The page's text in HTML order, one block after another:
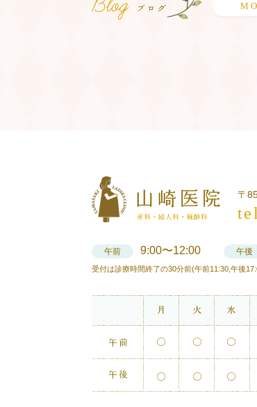
〒
午前 9:00〜12:00 午後
受付は診療時間終了の30分前(午前11:30,午後